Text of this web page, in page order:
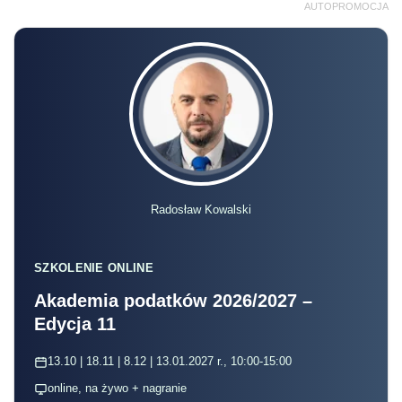
AUTOPROMOCJA
Radosław Kowalski
SZKOLENIE ONLINE
Akademia podatków 2026/2027 –
Edycja 11
13.10 | 18.11 | 8.12 | 13.01.2027 r., 10:00-15:00
online, na żywo + nagranie